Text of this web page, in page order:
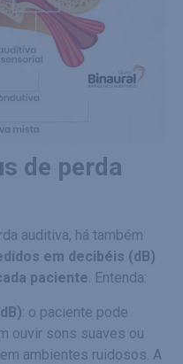
de perda
auditiva, há também
em decibéis (dB)
paciente. Entenda:
: o paciente pode
ouvir sons suaves ou
ambientes ruidosos. A